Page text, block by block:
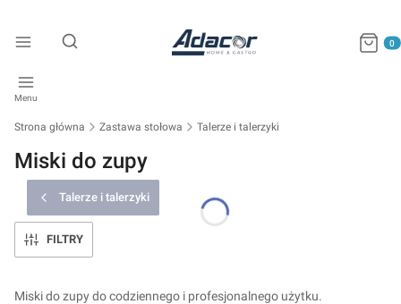
Otwórz wyszukiwarkę
Menu
Strona główna Zastawa stołowa Talerze i talerzyki
Miski do zupy
Talerze i talerzyki
FILTRY
Miski do zupy do codziennego i profesjonalnego użytku.